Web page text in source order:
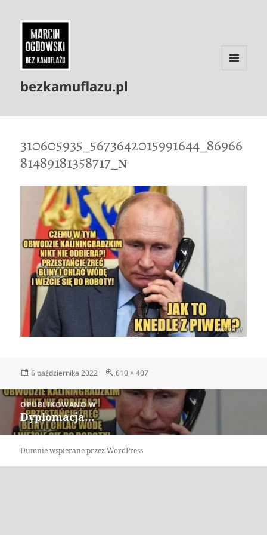
bezkamuflazu.pl
310605935_5673642015991644_86966
81489181358717_n
Data
6 października 2022
Pełny
610 × 407
Nawigacja
wpisuOPUBLIKOWANO W
Dyplomacja…
Dumnie wspierane przez WordPress